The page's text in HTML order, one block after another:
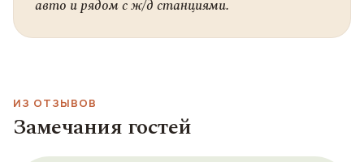
авто и рядом с ж/д станциями.
ИЗ ОТЗЫВОВ
Замечания гостей